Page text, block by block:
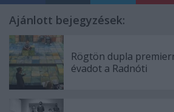
Ajánlott bejegyzések:
Rögtön dupla
évadot a Radnóti